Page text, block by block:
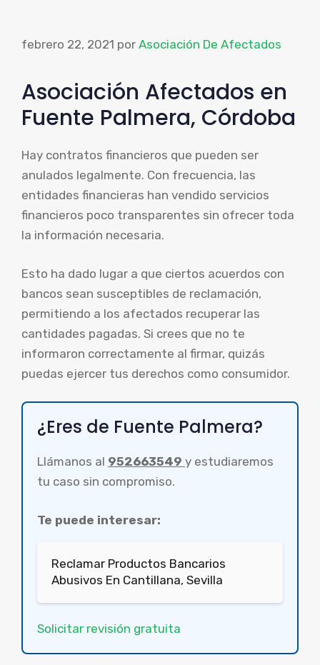
febrero 22, 2021 por Asociación De Afectados
Asociación Afectados en
Fuente Palmera, Córdoba
Hay contratos financieros que pueden ser
anulados legalmente. Con frecuencia, las
entidades financieras han vendido servicios
financieros poco transparentes sin ofrecer toda
la información necesaria.
Esto ha dado lugar a que ciertos acuerdos con
bancos sean susceptibles de reclamación,
permitiendo a los afectados recuperar las
cantidades pagadas. Si crees que no te
informaron correctamente al firmar, quizás
puedas ejercer tus derechos como consumidor.
¿Eres de Fuente Palmera?
Llámanos al 952663549 y estudiaremos
tu caso sin compromiso.
Te puede interesar:
Reclamar Productos Bancarios
Abusivos En Cantillana, Sevilla
Solicitar revisión gratuita